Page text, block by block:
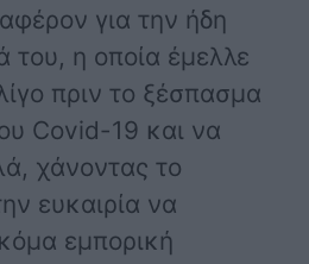
για την ήδη
του, η οποία έμελλε
πριν το ξέσπασμα
Covid-19 και να
χάνοντας το
ευκαιρία να
εμπορική